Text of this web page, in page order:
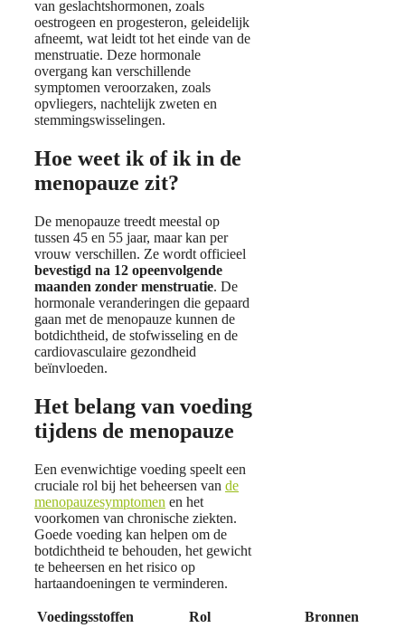
van geslachtshormonen, zoals
oestrogeen en progesteron, geleidelijk
afneemt, wat leidt tot het einde van de
menstruatie. Deze hormonale
overgang kan verschillende
symptomen veroorzaken, zoals
opvliegers, nachtelijk zweten en
stemmingswisselingen.
Hoe weet ik of ik in de
menopauze zit?
De menopauze treedt meestal op
tussen 45 en 55 jaar, maar kan per
vrouw verschillen. Ze wordt officieel
bevestigd na 12 opeenvolgende
maanden zonder menstruatie. De
hormonale veranderingen die gepaard
gaan met de menopauze kunnen de
botdichtheid, de stofwisseling en de
cardiovasculaire gezondheid
beïnvloeden.
Het belang van voeding
tijdens de menopauze
Een evenwichtige voeding speelt een
cruciale rol bij het beheersen van de
menopauzesymptomen en het
voorkomen van chronische ziekten.
Goede voeding kan helpen om de
botdichtheid te behouden, het gewicht
te beheersen en het risico op
hartaandoeningen te verminderen.
Voedingsstoffen Rol Bronnen